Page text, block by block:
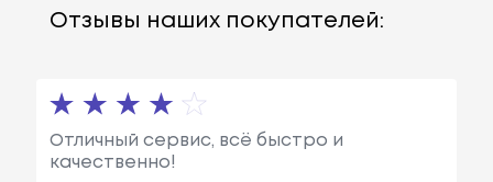
Отзывы наших покупателей:
Отличный сервис, всё быстро и
качественно!